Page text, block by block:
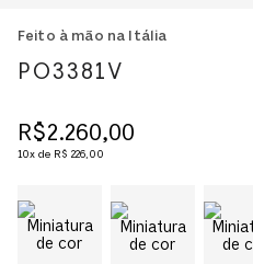
Feito à mão na Itália
PO3381V
R$2.260,00
10x de R$ 226,00